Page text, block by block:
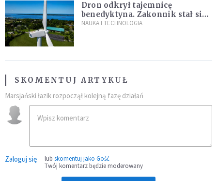
Dron odkrył tajemnicę
benedyktyna. Zakonnik stał się
sławny
NAUKA I TECHNOLOGIA
SKOMENTUJ ARTYKUŁ
Marsjański łazik rozpoczął kolejną fazę działań
Zaloguj się lub skomentuj jako Gość
Twój komentarz będzie moderowany